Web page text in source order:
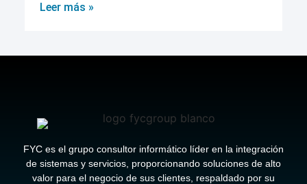
Leer más »
FYC es el grupo consultor informático líder en la integración
de sistemas y servicios, proporcionando soluciones de alto
valor para el negocio de sus clientes, respaldado por su